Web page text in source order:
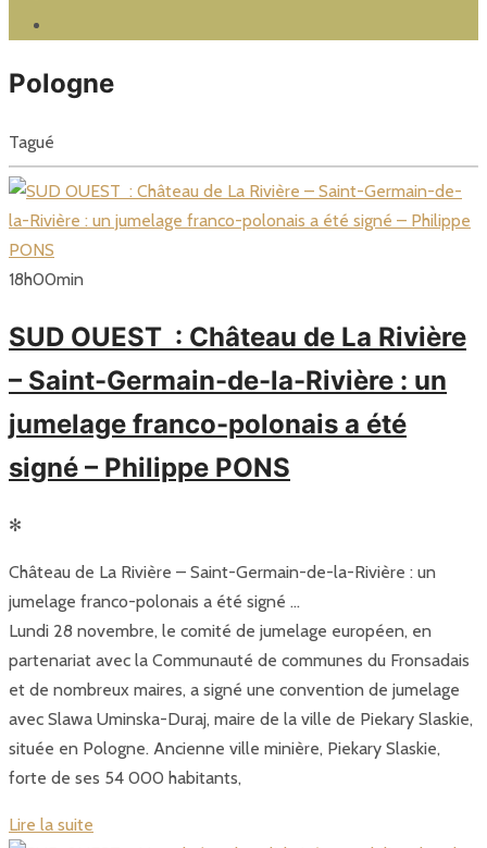
Pologne
Tagué
18h00min
SUD OUEST : Château de La Rivière
– Saint-Germain-de-la-Rivière : un
jumelage franco-polonais a été
signé – Philippe PONS
✻
Château de La Rivière – Saint-Germain-de-la-Rivière : un
jumelage franco-polonais a été signé …
Lundi 28 novembre, le comité de jumelage européen, en
partenariat avec la Communauté de communes du Fronsadais
et de nombreux maires, a signé une convention de jumelage
avec Slawa Uminska-Duraj, maire de la ville de Piekary Slaskie,
située en Pologne. Ancienne ville minière, Piekary Slaskie,
forte de ses 54 000 habitants,
Lire la suite